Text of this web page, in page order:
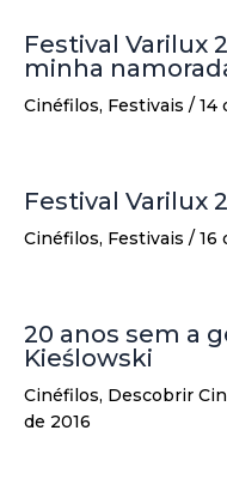
Festival Varilux
minha
Cinéfilos, Festivais / 14
Festival Varilux
Cinéfilos, Festivais / 16
20 anos sem a
Kieślowski
Cinéfilos, Descobrir
de 2016